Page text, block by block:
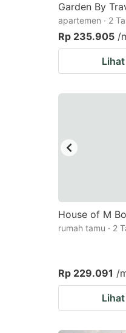
for
Garden By
apartemen · 2
Rp 235.905 /
House of M
rumah tamu · 2
Rp 229.091 /